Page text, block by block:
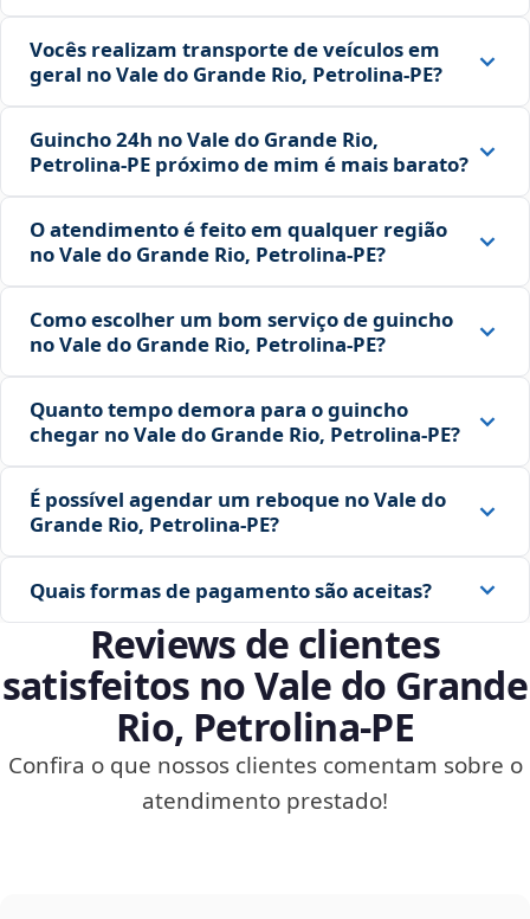
Vocês realizam transporte de veículos em
geral no Vale do Grande Rio, Petrolina‑PE?
Guincho 24h no Vale do Grande Rio,
Petrolina‑PE próximo de mim é mais barato?
O atendimento é feito em qualquer região
no Vale do Grande Rio, Petrolina‑PE?
Como escolher um bom serviço de guincho
no Vale do Grande Rio, Petrolina‑PE?
Quanto tempo demora para o guincho
chegar no Vale do Grande Rio, Petrolina‑PE?
É possível agendar um reboque no Vale do
Grande Rio, Petrolina‑PE?
Quais formas de pagamento são aceitas?
Reviews de clientes
satisfeitos no Vale do Grande
Rio, Petrolina‑PE
Confira o que nossos clientes comentam sobre o
atendimento prestado!